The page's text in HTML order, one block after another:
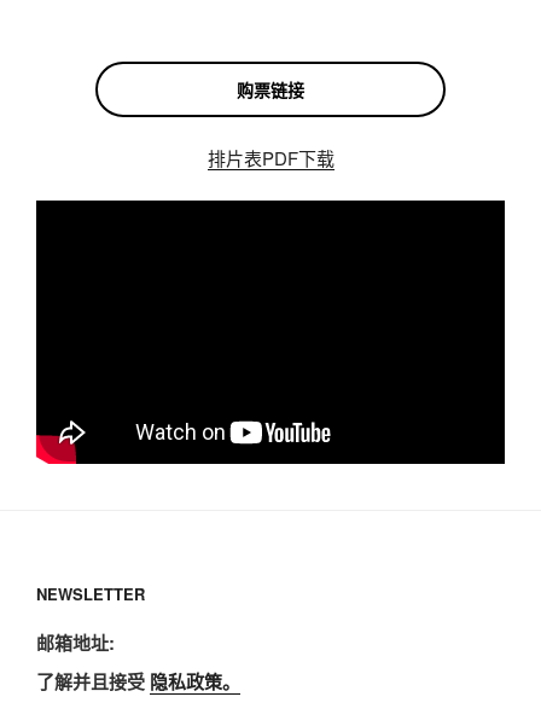
购票链接
排片表PDF下载
NEWSLETTER
邮箱地址:
了解并且接受 隐私政策。